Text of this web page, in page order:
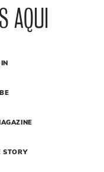
AQUI
STORY